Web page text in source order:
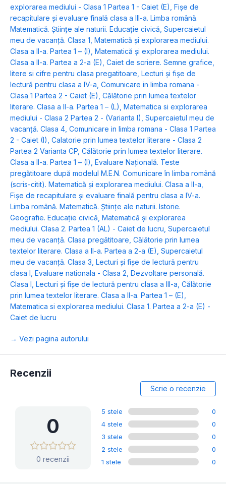
explorarea mediului - Clasa 1 Partea 1 - Caiet (E) Fişe de
recapitulare şi evaluare finală clasa a III-a. Limba română.
Matematică. Ştiinţe ale naturii. Educaţie civică Supercaietul
meu de vacanță. Clasa 1 Matematică și explorarea mediului.
Clasa a II-a. Partea 1 – (I) Matematică și explorarea mediului.
Clasa a II-a. Partea a 2-a (E) Caiet de scriere. Semne grafice,
litere si cifre pentru clasa pregatitoare Lecturi şi fişe de
lectură pentru clasa a IV-a Comunicare in limba romana -
Clasa 1 Partea 2 - Caiet (E) Călătorie prin lumea textelor
literare. Clasa a II-a. Partea 1 – (L) Matematica si explorarea
mediului - Clasa 2 Partea 2 - (Varianta I) Supercaietul meu de
vacanţă. Clasa 4 Comunicare in limba romana - Clasa 1 Partea
2 - Caiet (I) Calatorie prin lumea textelor literare - Clasa 2
Partea 2 Varianta CP Călătorie prin lumea textelor literare.
Clasa a II-a. Partea 1 – (I) Evaluare Naţională. Teste
pregătitoare după modelul M.E.N. Comunicare în limba română
(scris-citit). Matematică și explorarea mediului. Clasa a II-a
Fişe de recapitulare şi evaluare finală pentru clasa a IV-a.
Limba română. Matematică. Ştiinţe ale naturii. Istorie.
Geografie. Educaţie civică Matematică și explorarea
mediului. Clasa 2. Partea 1 (AL) - Caiet de lucru Supercaietul
meu de vacanță. Clasa pregătitoare Călătorie prin lumea
textelor literare. Clasa a II-a. Partea a 2-a (E) Supercaietul
meu de vacanță. Clasa 3 Lecturi şi fişe de lectură pentru
clasa I Evaluare nationala - Clasa 2 Dezvoltare personală.
Clasa I Lecturi şi fişe de lectură pentru clasa a III-a Călătorie
prin lumea textelor literare. Clasa a II-a. Partea 1 – (E)
Matematica si explorarea mediului. Clasa 1. Partea a 2-a (E) -
Caiet de lucru
→ Vezi pagina autorului
Recenzii
Scrie o recenzie
0
0 recenzii
5 stele
0
4 stele
0
3 stele
0
2 stele
0
1 stele
0